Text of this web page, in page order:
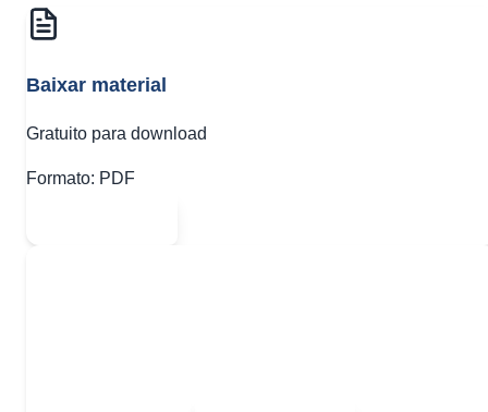
Baixar material
Gratuito para download
Formato: PDF